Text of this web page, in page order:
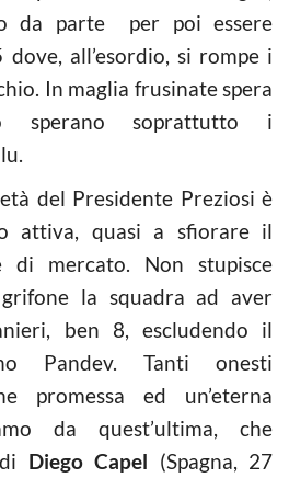
da parte per poi essere
all’esordio, si rompe i
In maglia frusinate spera
sperano soprattutto i
del Presidente Preziosi è
attiva, quasi a sfiorare il
di mercato. Non stupisce
la squadra ad aver
ben 8, escludendo il
Pandev. Tanti onesti
promessa ed un’eterna
da quest’ultima, che
Diego Capel (Spagna, 27